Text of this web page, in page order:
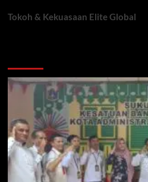
Tokoh & Kekuasaan Elite Global